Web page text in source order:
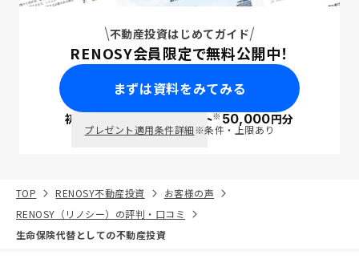
不動産投資はじめてガイド
RENOSY会員限定で無料公開中！
まずは資料をみてみる
初回面談で ポイント※50,000円分
プレゼント適用条件詳細※条件・上限あり
TOP RENOSY不動産投資
お客様の声
RENOSY（リノシー）の評判・口コミ
生命保険代替としての不動産投資